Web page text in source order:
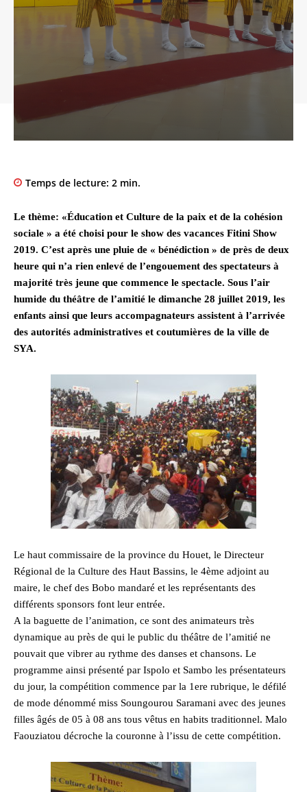
Temps de lecture: 2 min.
Le thème: «Éducation et Culture de la paix et de la cohésion
sociale » a été choisi pour le show des vacances Fitini Show
2019. C’est après une pluie de « bénédiction » de près de deux
heure qui n’a rien enlevé de l’engouement des spectateurs à
majorité très jeune que commence le spectacle. Sous l’air
humide du théâtre de l’amitié le dimanche 28 juillet 2019, les
enfants ainsi que leurs accompagnateurs assistent à l’arrivée
des autorités administratives et coutumières de la ville de
SYA.
Le haut commissaire de la province du Houet, le Directeur
Régional de la Culture des Haut Bassins, le 4ème adjoint au
maire, le chef des Bobo mandaré et les représentants des
différents sponsors font leur entrée.
A la baguette de l’animation, ce sont des animateurs très
dynamique au près de qui le public du théâtre de l’amitié ne
pouvait que vibrer au rythme des danses et chansons. Le
programme ainsi présenté par Ispolo et Sambo les présentateurs
du jour, la compétition commence par la 1ere rubrique, le défilé
de mode dénommé miss Soungourou Saramani avec des jeunes
filles âgés de 05 à 08 ans tous vêtus en habits traditionnel. Malo
Faouziatou décroche la couronne à l’issu de cette compétition.